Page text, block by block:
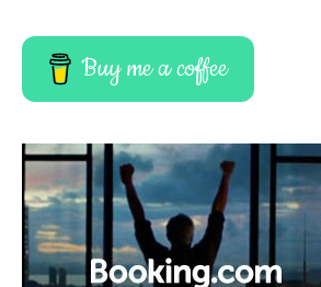
Buy me a coffee